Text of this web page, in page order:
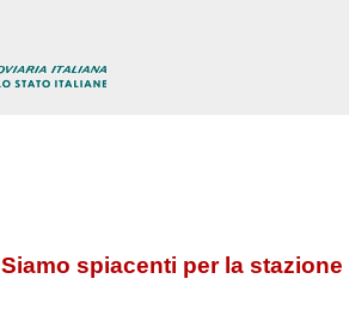
Siamo spiacenti per la